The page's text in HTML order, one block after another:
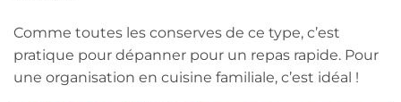
Comme toutes les conserves de ce type, c’est
pratique pour dépanner pour un repas rapide. Pour
une organisation en cuisine familiale, c’est idéal !